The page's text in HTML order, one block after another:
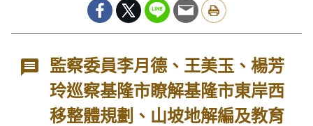
監察委員李月德、王美玉、楊芳
玲巡察基隆市瞭解基隆市東岸西
移整體規劃、山坡地解編及教育